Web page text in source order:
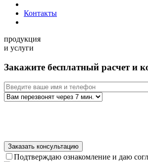
Контакты
продукция
и услуги
Закажите бесплатный расчет и
Подтверждаю ознакомление и даю